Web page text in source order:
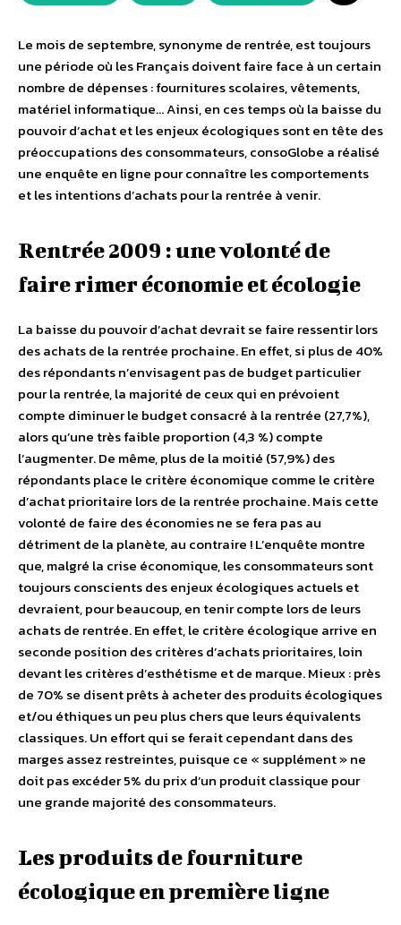
Le mois de septembre, synonyme de rentrée, est toujours
une période où les Français doivent faire face à un certain
nombre de dépenses : fournitures scolaires, vêtements,
matériel informatique… Ainsi, en ces temps où la baisse du
pouvoir d’achat et les enjeux écologiques sont en tête des
préoccupations des consommateurs, consoGlobe a réalisé
une enquête en ligne pour connaître les comportements
et les intentions d’achats pour la rentrée à venir.
Rentrée 2009 : une volonté de
faire rimer économie et écologie
La baisse du pouvoir d’achat devrait se faire ressentir lors
des achats de la rentrée prochaine. En effet, si plus de 40%
des répondants n’envisagent pas de budget particulier
pour la rentrée, la majorité de ceux qui en prévoient
compte diminuer le budget consacré à la rentrée (27,7%),
alors qu’une très faible proportion (4,3 %) compte
l’augmenter. De même, plus de la moitié (57,9%) des
répondants place le critère économique comme le critère
d’achat prioritaire lors de la rentrée prochaine. Mais cette
volonté de faire des économies ne se fera pas au
détriment de la planète, au contraire ! L’enquête montre
que, malgré la crise économique, les consommateurs sont
toujours conscients des enjeux écologiques actuels et
devraient, pour beaucoup, en tenir compte lors de leurs
achats de rentrée. En effet, le critère écologique arrive en
seconde position des critères d’achats prioritaires, loin
devant les critères d’esthétisme et de marque. Mieux : près
de 70% se disent prêts à acheter des produits écologiques
et/ou éthiques un peu plus chers que leurs équivalents
classiques. Un effort qui se ferait cependant dans des
marges assez restreintes, puisque ce « supplément » ne
doit pas excéder 5% du prix d’un produit classique pour
une grande majorité des consommateurs.
Les produits de fourniture
écologique en première ligne